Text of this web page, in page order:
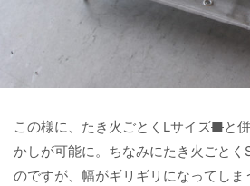
この様に、たき火ごとくLサイズ■と
かしが可能に。ちなみにたき火ごとく
のですが、幅がギリギリになってしま